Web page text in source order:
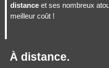
distance et ses nombreux
meilleur coût !
À distance.